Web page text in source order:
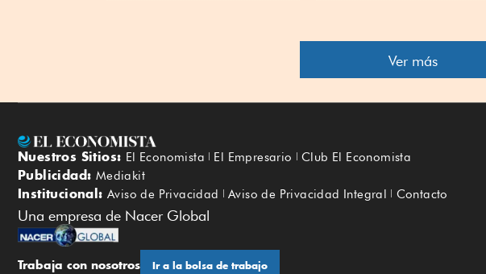
Ver más
Nuestros Sitios: El Economista El Empresario Club El Economista
Publicidad: Mediakit
Institucional: Aviso de Privacidad Aviso de Privacidad Integral Contacto
Una empresa de Nacer Global
Trabaja con nosotros Ir a la bolsa de trabajo